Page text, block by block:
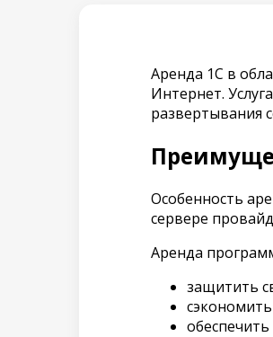
Аренда 1С в
Интернет.
развертывания
Особенность
сервере
Аренда
защитить